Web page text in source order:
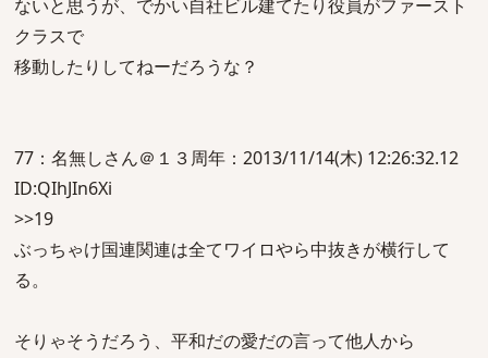
ないと思うが、でかい自社ビル建てたり役員がファースト
クラスで
移動したりしてねーだろうな？
77：名無しさん＠１３周年：2013/11/14(木) 12:26:32.12
ID:QIhJIn6Xi
>>19
ぶっちゃけ国連関連は全てワイロやら中抜きが横行して
る。
そりゃそうだろう、平和だの愛だの言って他人から